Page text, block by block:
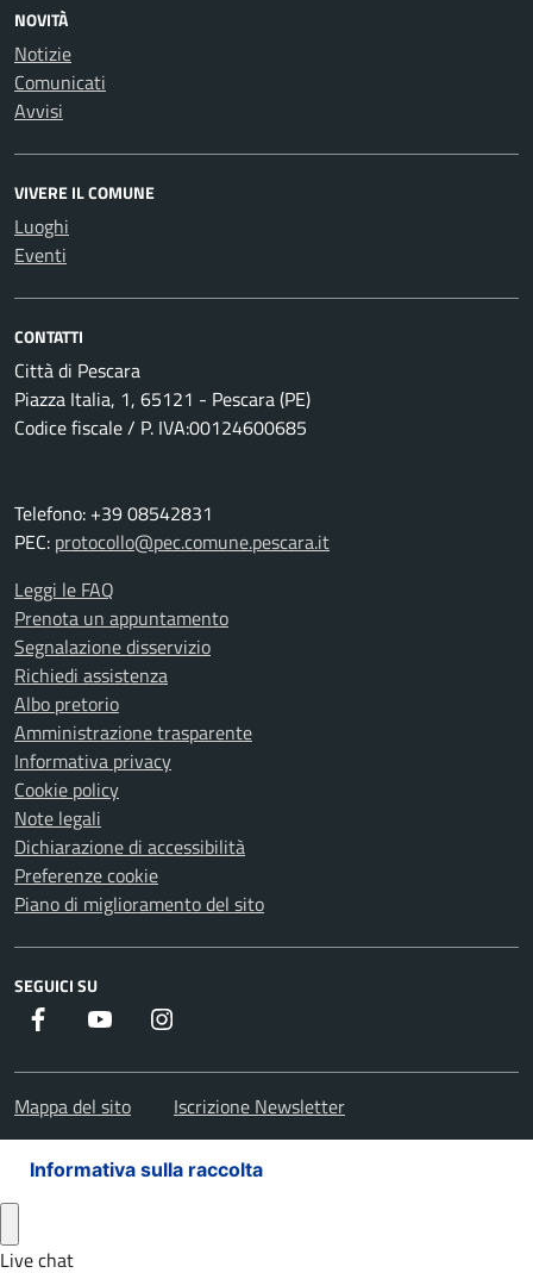
NOVITÀ
Notizie
Comunicati
Avvisi
VIVERE IL COMUNE
Luoghi
Eventi
CONTATTI
Città di Pescara
Piazza Italia, 1, 65121 - Pescara (PE)
Codice fiscale / P. IVA:00124600685
Telefono: +39 08542831
PEC: protocollo@pec.comune.pescara.it
Leggi le FAQ
Prenota un appuntamento
Segnalazione disservizio
Richiedi assistenza
Albo pretorio
Amministrazione trasparente
Informativa privacy
Cookie policy
Note legali
Dichiarazione di accessibilità
Preferenze cookie
Piano di miglioramento del sito
SEGUICI SU
Facebook Youtube
Mappa del sito Iscrizione Newsletter
Informativa sulla raccolta